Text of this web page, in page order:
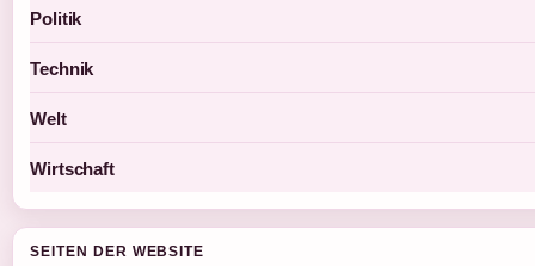
Politik
Technik
Welt
Wirtschaft
SEITEN DER WEBSITE